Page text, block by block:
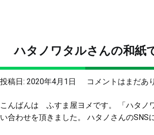
ハタノワタルさんの和紙
投稿日: 2020年4月1日
ハ
ノ
ワ
コメントはまだあ
こんばんは ふすま屋ヨメです。 「ハタノ
い合わせを頂きました。 ハタノさんの